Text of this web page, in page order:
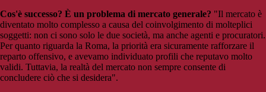
Cos'è successo? È un problema di mercato generale? "Il mercato è
diventato molto complesso a causa del coinvolgimento di molteplici
soggetti: non ci sono solo le due società, ma anche agenti e procuratori.
Per quanto riguarda la Roma, la priorità era sicuramente rafforzare il
reparto offensivo, e avevamo individuato profili che reputavo molto
validi. Tuttavia, la realtà del mercato non sempre consente di
concludere ciò che si desidera".